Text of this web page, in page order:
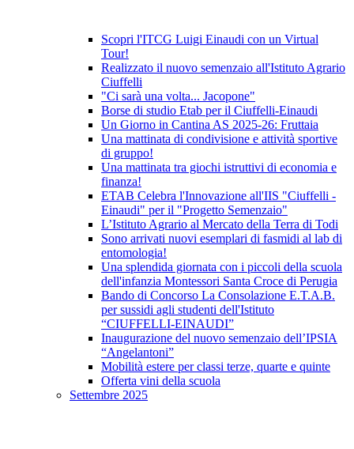
Scopri l'ITCG Luigi Einaudi con un Virtual
Tour!
Realizzato il nuovo semenzaio all'Istituto Agrario
Ciuffelli
"Ci sarà una volta... Jacopone"
Borse di studio Etab per il Ciuffelli-Einaudi
Un Giorno in Cantina AS 2025-26: Fruttaia
Una mattinata di condivisione e attività sportive
di gruppo!
Una mattinata tra giochi istruttivi di economia e
finanza!
ETAB Celebra l'Innovazione all'IIS "Ciuffelli -
Einaudi" per il "Progetto Semenzaio"
L’Istituto Agrario al Mercato della Terra di Todi
Sono arrivati nuovi esemplari di fasmidi al lab di
entomologia!
Una splendida giornata con i piccoli della scuola
dell'infanzia Montessori Santa Croce di Perugia
Bando di Concorso La Consolazione E.T.A.B.
per sussidi agli studenti dell'Istituto
“CIUFFELLI-EINAUDI”
Inaugurazione del nuovo semenzaio dell’IPSIA
“Angelantoni”
Mobilità estere per classi terze, quarte e quinte
Offerta vini della scuola
Settembre 2025